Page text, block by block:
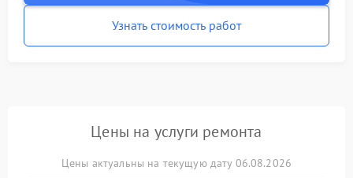
Узнать стоимость работ
Цены на услуги ремонта
Цены актуальны на текущую дату 06.08.2026